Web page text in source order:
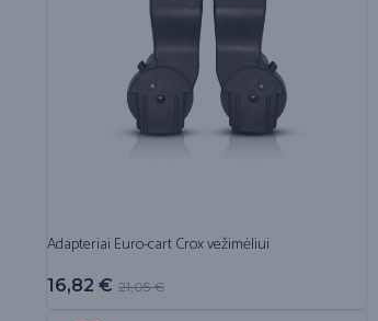
Adapteriai Euro-cart Crox vežimėliui
21,05€
16,82 €